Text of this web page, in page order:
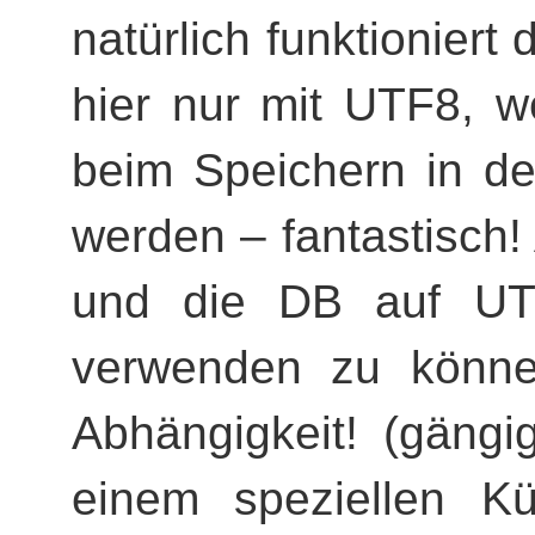
natürlich funktioniert
hier nur mit UTF8,
beim Speichern in
werden –
und die DB auf
verwenden zu
Abhängigkeit!
einem speziellen